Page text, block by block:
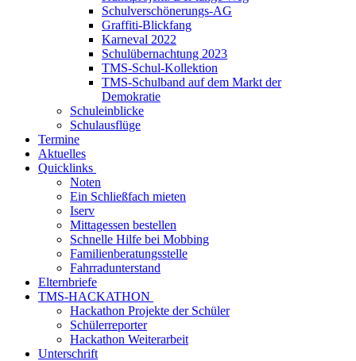
Schulverschönerungs-AG
Graffiti-Blickfang
Karneval 2022
Schulübernachtung 2023
TMS-Schul-Kollektion
TMS-Schulband auf dem Markt der
Demokratie
Schuleinblicke
Schulausflüge
Termine
Aktuelles
Quicklinks
Noten
Ein Schließfach mieten
Iserv
Mittagessen bestellen
Schnelle Hilfe bei Mobbing
Familienberatungsstelle
Fahrradunterstand
Elternbriefe
TMS-HACKATHON
Hackathon Projekte der Schüler
Schülerreporter
Hackathon Weiterarbeit
Unterschrift